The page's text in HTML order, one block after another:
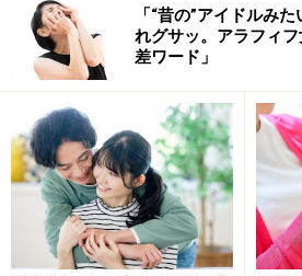
た。恋人とうまくいかず悩んでい
る項目があるかどうか、チェック
＜目次＞
1：恋人の愚痴を吐き出すのは
まったから
2：けんかばかりの相手より、
「“昔の”アイドルみ
れグサッ。アラフィ
差ワード」